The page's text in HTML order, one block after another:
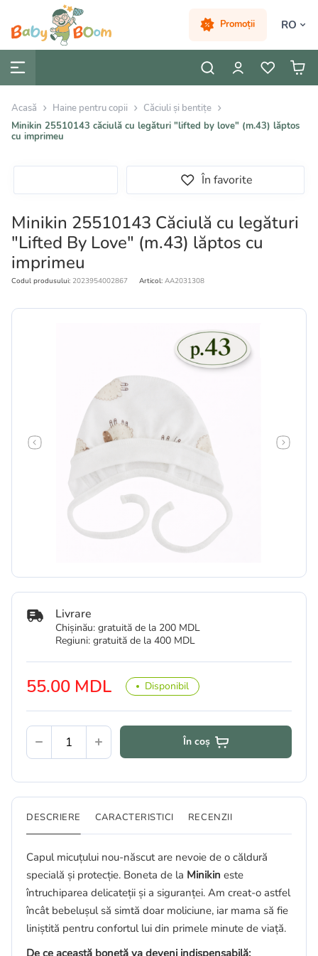
Promoții RO
Acasă Haine pentru copii
Căciuli și bentițe
Minikin 25510143 căciulă cu legături "lifted by love" (m.43) lăptos
cu imprimeu
În favorite
Minikin 25510143 Căciulă cu legături
"Lifted By Love" (m.43) lăptos cu
imprimeu
Codul produsului: 2023954002867 Articol: AA2031308
55.00 MDL Disponibil
Livrare
Chișinău: gratuită de la 200 MDL
Regiuni: gratuită de la 400 MDL
În coș
DESCRIERE CARACTERISTICI RECENZII
Capul micuțului nou-născut are nevoie de o căldură
specială și protecție. Boneta de la Minikin este
întruchiparea delicateții și a siguranței. Am creat-o astfel
încât bebelușul să simtă doar moliciune, iar mama să fie
liniștită pentru confortul lui din primele minute de viață.
De ce această bonetă va deveni indispensabilă: